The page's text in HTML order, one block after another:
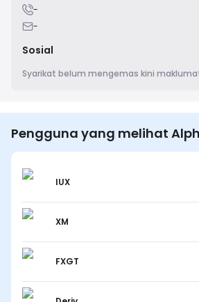
-
-
Sosial
Syarikat belum mengemas kini
Pengguna yang melihat
juga melihat…
IUX
XM
FXGT